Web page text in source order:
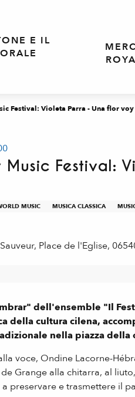
E IL
Festival: Violeta Parra - Una flor
Music Festival:
MUSIC MUSICA CLASSICA
Place de l'Eglise,
dell'ensemble "Il
della cultura cilena,
nella piazza della
voce, Ondine Lacorne-
Grange alla chitarra, al
preservare e trasmettere il